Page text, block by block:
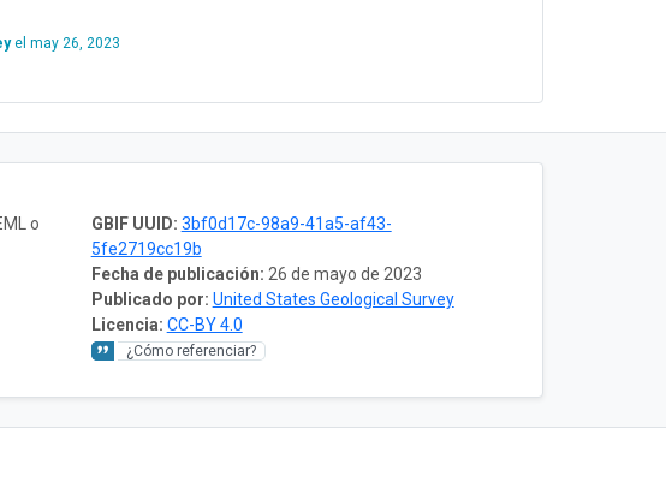
el may 26, 2023
GBIF UUID: 3bf0d17c-98a9-41a5-af43-
5fe2719cc19b
Fecha de publicación: 26 de mayo de 2023
Publicado por: United States Geological Survey
Licencia: CC-BY 4.0
¿Cómo referenciar?
o